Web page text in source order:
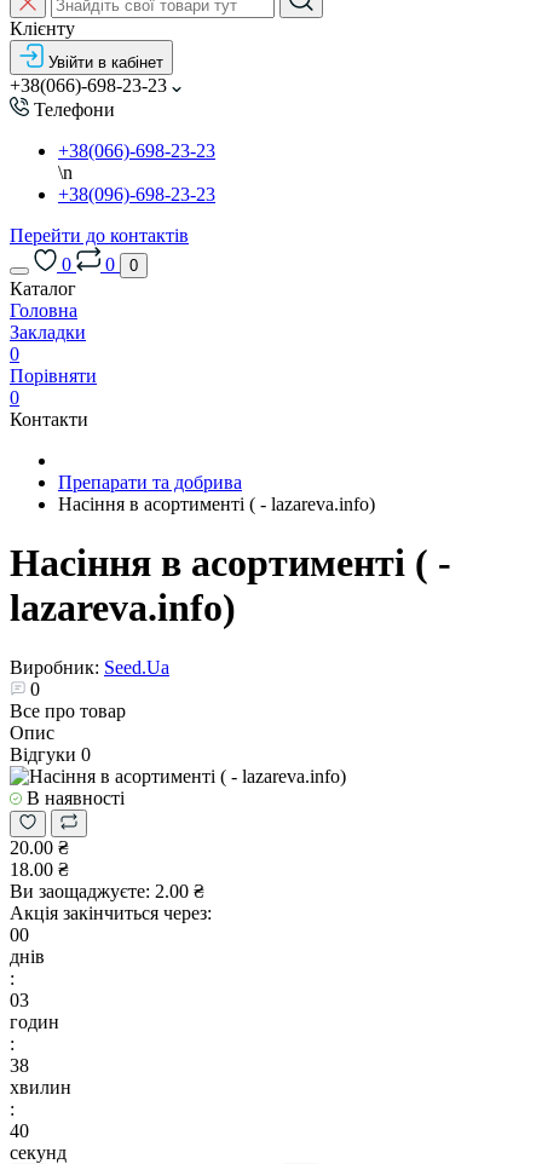
Клієнту
Увійти в кабінет
+38(066)-698-23-23
Телефони
+38(066)-698-23-23
\n
+38(096)-698-23-23
Перейти до контактів
0
0 0
Каталог
Головна
Закладки
0
Порівняти
0
Контакти
Препарати та добрива
Насіння в асортименті ( - lazareva.info)
Насіння в асортименті ( -
lazareva.info)
Виробник: Seed.Ua
0
Все про товар
Опис
Відгуки 0
В наявності
20.00 ₴
18.00 ₴
Ви заощаджуєте: 2.00 ₴
Акція закінчиться через:
00
днів
:
03
годин
:
38
хвилин
:
39
секунд